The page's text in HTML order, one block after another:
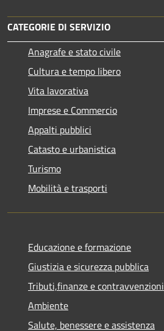
CATEGORIE DI SERVIZIO
Anagrafe e stato civile
Cultura e tempo libero
Vita lavorativa
Imprese e Commercio
Appalti pubblici
Catasto e urbanistica
Turismo
Mobilità e trasporti
Educazione e formazione
Giustizia e sicurezza pubblica
Tributi,finanze e contravvenzioni
Ambiente
Salute, benessere e assistenza